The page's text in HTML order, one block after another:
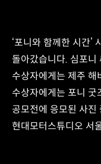
‘포니와 함께한 시간’
돌아갔습니다. 심포니
수상자에게는 제주 해
수상자에게는 포니 굿
공모전에 응모된 사진
현대모터스튜디오 서